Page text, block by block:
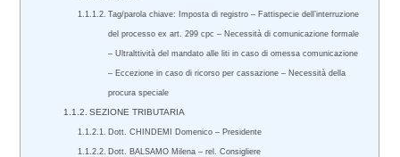
Tag/parola chiave: Imposta di registro – Fattispecie dell’interruzione
del processo ex art. 299 cpc – Necessità di comunicazione formale
– Ultralttività del mandato alle liti in caso di omessa comunicazione
– Eccezione in caso di ricorso per cassazione – Necessità della
procura speciale
SEZIONE TRIBUTARIA
Dott. CHINDEMI Domenico – Presidente
Dott. BALSAMO Milena – rel. Consigliere